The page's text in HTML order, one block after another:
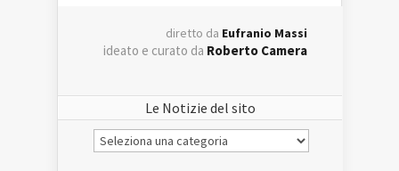
diretto da Eufranio Massi
ideato e curato da Roberto Camera
Le Notizie del sito
Le
Notizie